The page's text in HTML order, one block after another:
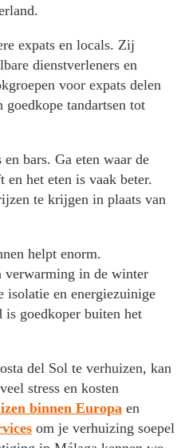
expats en locals. Zij
dienstverleners en
voor expats delen
tandartsen tot
bars. Ga eten waar de
het eten is vaak beter.
te krijgen in plaats van
helpt enorm.
in de winter
isolatie en energiezuinige
is goedkoper buiten het
del Sol te verhuizen, kan
stress en kosten
binnen Europa en
om je verhuizing soepel